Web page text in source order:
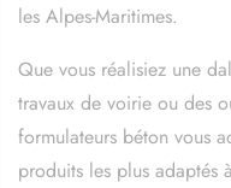
les Alpes-Maritimes.
Que vous réalisiez une
travaux de voirie ou des
formulateurs béton vous
produits les plus adaptés